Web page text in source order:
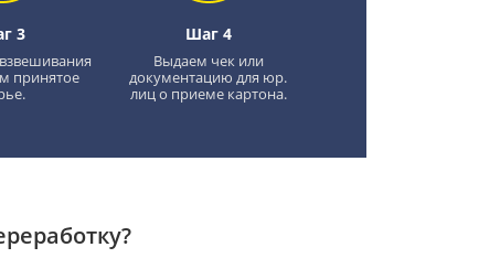
3
принятое
Шаг 4
Выдаем чек или
документацию для юр.
лиц о приеме картона.